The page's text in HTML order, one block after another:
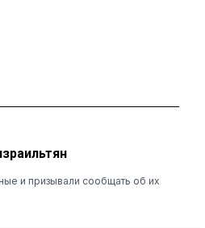
и призывали сообщать об их